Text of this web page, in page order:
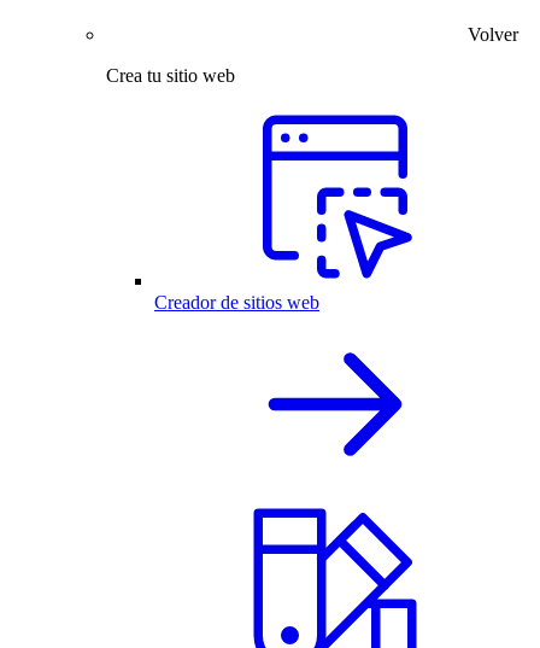
Volver
Crea tu sitio web
Creador de sitios web